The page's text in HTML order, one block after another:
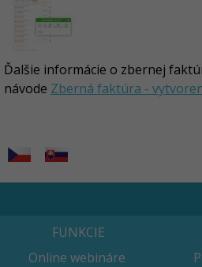
Ďalšie informácie o zbernej
návode Zberná faktúra -
FUNKCIE
Online webináre